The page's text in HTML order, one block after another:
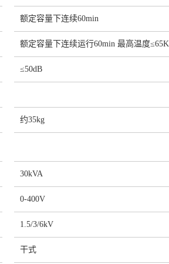
额定容量下连续60min
额定容量下连续运行60min 最高温度≤65K
≤50dB
约35kg
30kVA
0-400V
1.5/3/6kV
干式